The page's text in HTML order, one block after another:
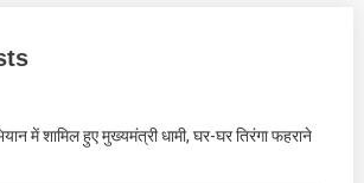
में शामिल हुए मुख्यमंत्री धामी, घर-घर तिरंगा फहराने